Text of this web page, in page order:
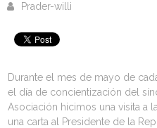
Prader-willi
Durante el mes de mayo de
el día de concientización del
Asociación hicimos una visita a
una carta al Presidente de la